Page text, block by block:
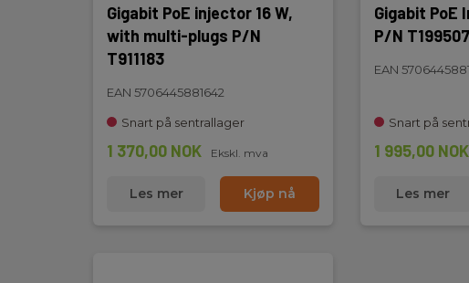
Gigabit PoE injector 16 W,
with multi-plugs P/N
T911183
EAN 5706445881642
Snart på sentrallager
1 370,00 NOK Ekskl. mva
Les mer Kjøp nå
Gigabit PoE
P/N T199507
EAN
Snart på
1 995,00 NOK
Les mer